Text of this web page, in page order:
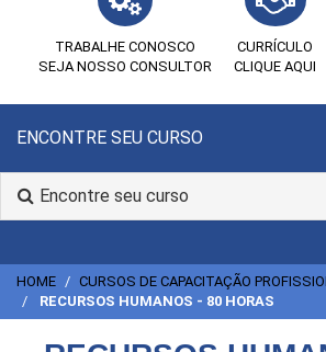
TRABALHE CONOSCO
SEJA NOSSO CONSULTOR
CURRÍCULO
CLIQUE AQUI
ENCONTRE SEU CURSO
Encontre seu curso
HOME
CURSOS DE CAPACITAÇÃO
RECURSOS HUMANOS - 80 HORAS